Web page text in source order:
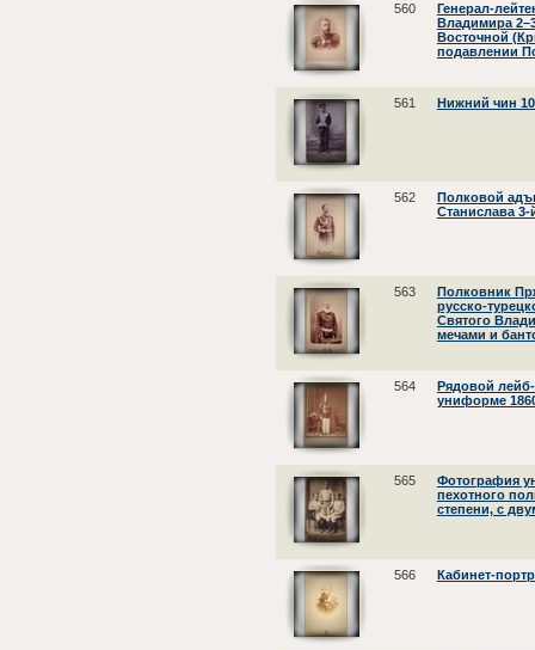
560
Генерал-
Владимира
Восточной
подавлении
561 Нижний чин
562
Полковой
Станислава 3-
563
Полковник
русско-
Святого
мечами и
564
Рядовой
униформе
565
Фотография
пехотного
степени, с
566 Кабинет-